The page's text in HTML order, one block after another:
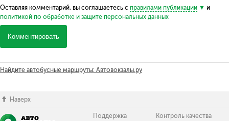
Оставляя комментарий, вы соглашаетесь с правилами публикации
и
политикой по обработке и защите персональных данных
Комментировать
Найдите автобусные маршруты: Автовокзалы.ру
Наверх
Поддержка
Контроль качества